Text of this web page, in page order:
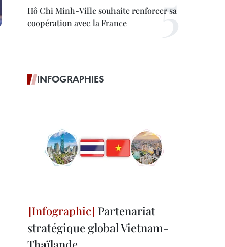
Hô Chi Minh-Ville souhaite renforcer sa
coopération avec la France
INFOGRAPHIES
Partenariat
stratégique global Vietnam-